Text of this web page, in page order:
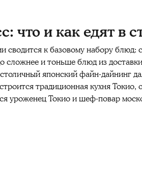
что и как едят в
сводится к базовому набору
сложнее и тоньше блюд из
японский файн-дайнинг
традиционная кухня
уроженец Токио и шеф-повар